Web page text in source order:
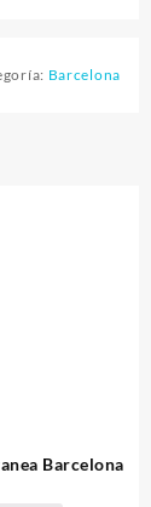
Barcelona
Barcelona